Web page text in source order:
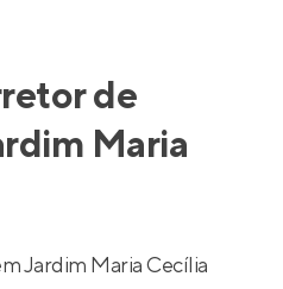
de
Maria
Jardim Maria Cecília